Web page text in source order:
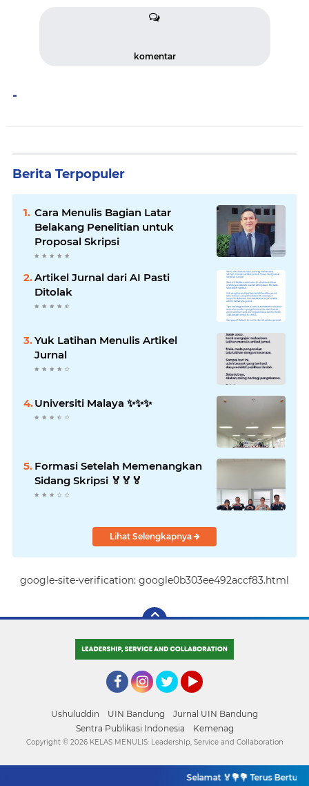
komentar
-
Berita Terpopuler
Cara Menulis Bagian Latar
Belakang Penelitian untuk
Proposal Skripsi
Artikel Jurnal dari AI Pasti
Ditolak
Yuk Latihan Menulis Artikel
Jurnal
Universiti Malaya ✨️✨️✨️
Formasi Setelah Memenangkan
Sidang Skripsi 🏅🏅🏅
Lihat Selengkapnya
google-site-verification: google0b303ee492accf83.html
Ushuluddin UIN Bandung
Jurnal UIN Bandung
Sentra Publikasi Indonesia
Kemenag
Selamat 🏅💐💐 Terus
Copyright © 2026 KELAS MENULIS: Leadership, Service and Collaboration